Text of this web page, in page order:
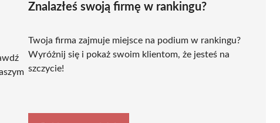
Znalazłeś swoją firmę w rankingu?
Twoja firma zajmuje miejsce na podium w rankingu?
Wyróżnij się i pokaż swoim klientom, że jesteś na
szczycie!